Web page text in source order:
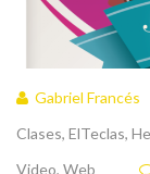
Gabriel Francés
Clases, ElTeclas,
Video, Web